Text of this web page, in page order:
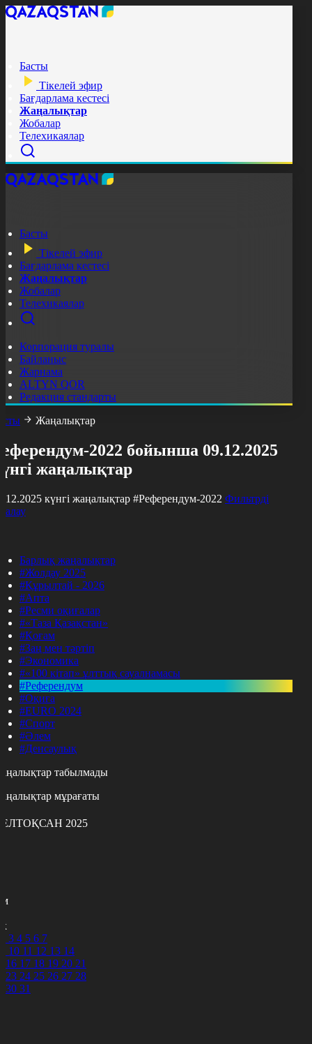
Басты
Тікелей эфир
Бағдарлама кестесі
Жаңалықтар
Жобалар
Телехикаялар
Басты
Тікелей эфир
Бағдарлама кестесі
Жаңалықтар
Жобалар
Телехикаялар
Корпорация туралы
Байланыс
Жарнама
ALTYN QOR
Редакция стандарты
Жаңалықтар
2022 бойынша 09.12.2025
жаңалықтар
күнгі жаңалықтар #Референдум-2022 Фильтрді
Барлық жаңалықтар
#Жолдау 2025
#Құрылтай - 2026
#Апта
#Ресми оқиғалар
#«Таза Қазақстан»
#Қоғам
#Заң мен тәртіп
#Экономика
#«100 кітап» ұлттық сауалнамасы
#Референдум
#Оқиға
#EURO 2024
#Спорт
#Әлем
#Денсаулық
табылмады
мұрағаты
2025
3 4 5 6 7
10 11 12 13 14
16 17 18 19 20 21
23 24 25 26 27 28
30 31